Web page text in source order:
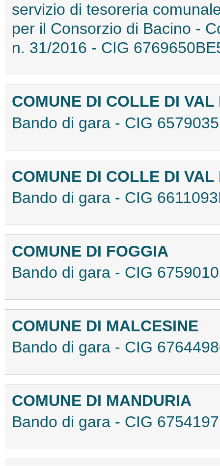
servizio di tesoreria
per il Consorzio di Bacino -
n. 31/2016 - CIG
COMUNE DI COLLE DI
Bando di gara - CIG
COMUNE DI COLLE DI
Bando di gara - CIG
COMUNE DI FOGGIA
Bando di gara - CIG
COMUNE DI MALCESINE
Bando di gara - CIG
COMUNE DI MANDURIA
Bando di gara - CIG